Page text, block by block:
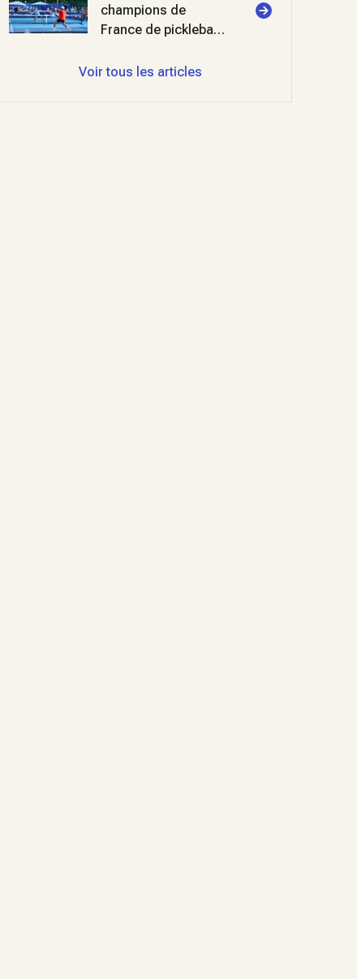
champions de
France de pickleball
Provence
Voir tous les articles